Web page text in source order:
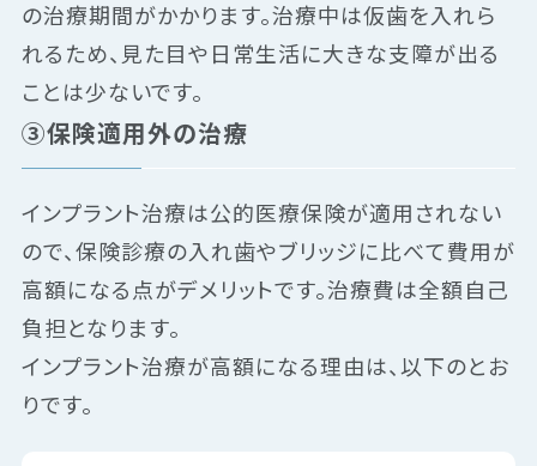
の治療期間がかかります。治療中は仮歯を入れら
れるため、見た目や日常生活に大きな支障が出る
ことは少ないです。
③保険適用外の治療
インプラント治療は公的医療保険が適用されない
ので、保険診療の入れ歯やブリッジに比べて費用が
高額になる点がデメリットです。治療費は全額自己
負担となります。
インプラント治療が高額になる理由は、以下のとお
りです。